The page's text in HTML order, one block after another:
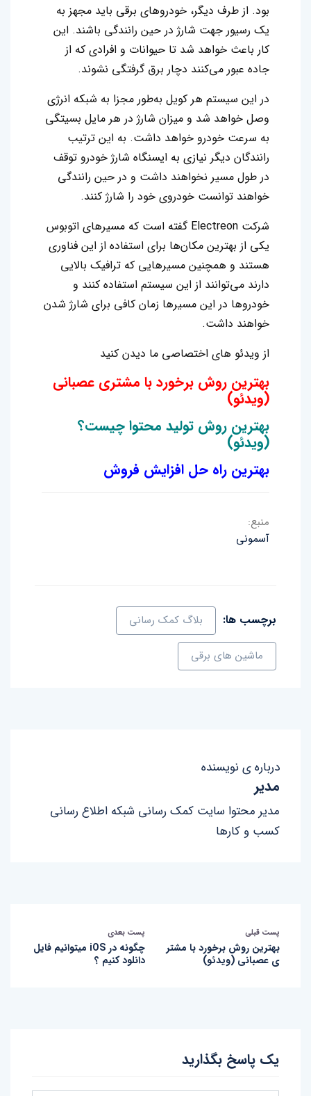
بود. از طرف دیگر، خودروهای برقی باید مجهز به
یک رسیور جهت شارژ در حین رانندگی باشند. این
کار باعث خواهد شد تا حیوانات و افرادی که از
جاده عبور می‌کنند دچار برق گرفتگی نشوند.
در این سیستم هر کویل به‌طور مجزا به شبکه انرژی
وصل خواهد شد و میزان شارژ در هر مایل بسیتگی
به سرعت خودرو خواهد داشت.‌ به این ترتیب
رانندگان دیگر نیازی به ایسنگاه شارژ خودرو توقف
در طول مسیر نخواهند داشت و در حین رانندگی
خواهند توانست خودروی خود را شارژ کنند.
شرکت Electreon گفته است که مسیرهای اتوبوس
یکی از بهترین مکان‌ها برای استفاده از این فناوری
هستند و همچنین مسیرهایی که ترافیک بالایی
دارند می‌توانند از این سیستم استفاده کنند و
خودروها در این مسیرها زمان کافی برای شارژ شدن
خواهند داشت.‌
از ویدئو های اختصاصی ما دیدن کنید
بهترین روش برخورد با مشتری عصبانی
(ویدئو)
بهترین روش تولید محتوا چیست؟
(ویدئو)
بهترین راه حل افزایش فروش
منبع:
آسمونی
برچسب ها: بلاگ کمک رسانی
ماشین های برقی
درباره ی نویسنده
مدیر
مدیر محتوا سایت کمک رسانی شبکه اطلاع رسانی
کسب و کارها
پست قبلی
بهترین روش برخورد با مشتر
ی عصبانی (ویدئو)
پست بعدی
چگونه در iOS میتوانیم فایل
دانلود کنیم ؟
یک پاسخ بگذارید